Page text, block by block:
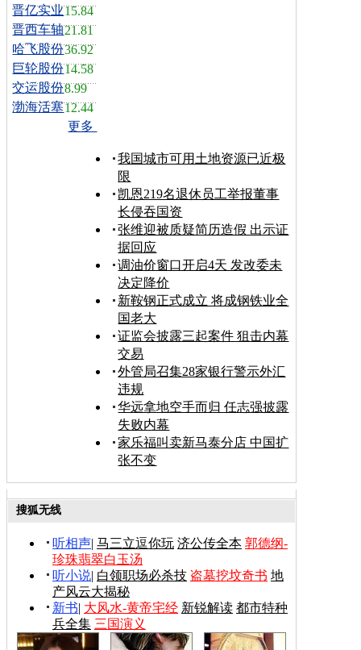
晋亿实业15.84
晋西车轴21.81
哈飞股份36.92
巨轮股份14.58
交运股份8.99
渤海活塞12.44
更多
我国城市可用土地资源已近极
限
凯恩219名退休员工举报董事
长侵吞国资
张维迎被质疑简历造假 出示证
据回应
调油价窗口开启4天 发改委未
决定降价
新鞍钢正式成立 将成钢铁业全
国老大
证监会披露三起案件 狙击内幕
交易
外管局召集28家银行警示外汇
违规
华远拿地空手而归 任志强披露
失败内幕
家乐福叫卖新马泰分店 中国扩
张不变
搜狐无线
听相声| 马三立逗你玩 济公传全本 郭德纲-
珍珠翡翠白玉汤
听小说| 白领职场必杀技 盗墓挖坟奇书 地
产风云大揭秘
新书| 大风水-黄帝宅经 新锐解读 都市特种
兵全集 三国演义